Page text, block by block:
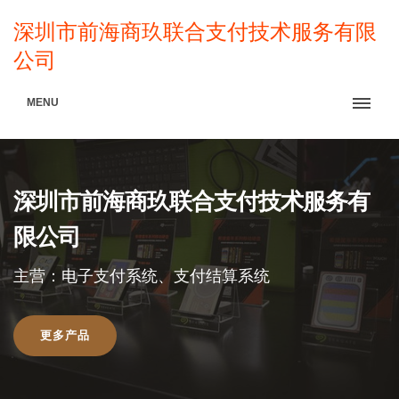
深圳市前海商玖联合支付技术服务有限
公司
MENU
深圳市前海商玖联合支付技术服务有
限公司
主营：电子支付系统、支付结算系统
更多产品